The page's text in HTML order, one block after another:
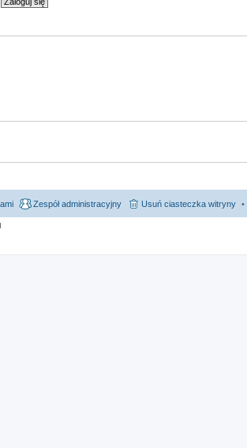
Usuń ciasteczka witryny
Zespół administracyjny